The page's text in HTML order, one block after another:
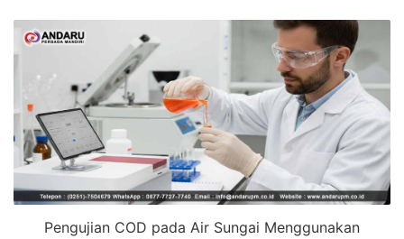
Pengujian COD pada Air Sungai Menggunakan